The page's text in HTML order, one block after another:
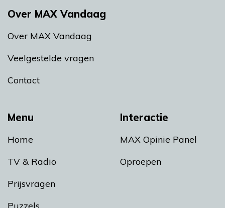
Menu
Home
TV & Radio
Prijsvragen
Puzzels
Interactie
MAX Opinie Panel
Oproepen
Over MAX Vandaag
Over MAX Vandaag
Veelgestelde vragen
Contact